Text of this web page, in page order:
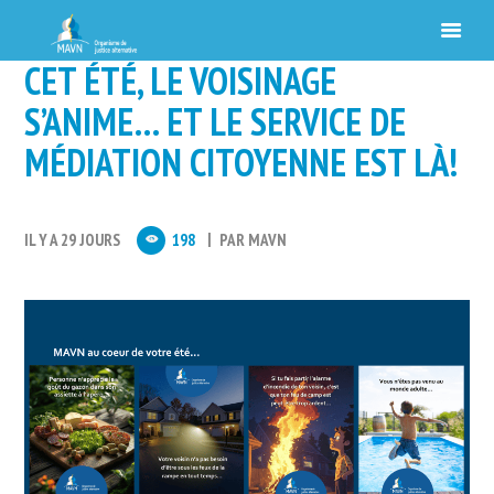
CET ÉTÉ, LE VOISINAGE
S’ANIME… ET LE SERVICE DE
MÉDIATION CITOYENNE EST LÀ!
IL Y A 29 JOURS 198 PAR MAVN